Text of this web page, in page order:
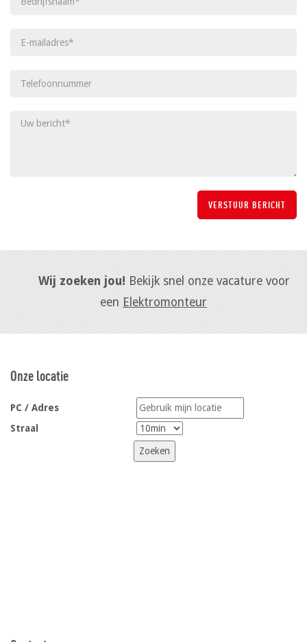
Wij zoeken jou!Bekijk snel onze vacature voor
eenElektromonteur
Onze locatie
PC / Adres
Straal